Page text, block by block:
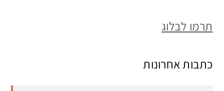
תרמו לבלוג
כתבות אחרונות